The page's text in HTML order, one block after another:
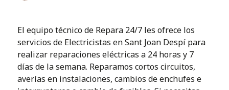
El equipo técnico de Repara 24/7 les ofrece los
servicios de Electricistas en Sant Joan Despí para
realizar reparaciones eléctricas a 24 horas y 7
días de la semana. Reparamos cortos circuitos,
averías en instalaciones, cambios de enchufes e